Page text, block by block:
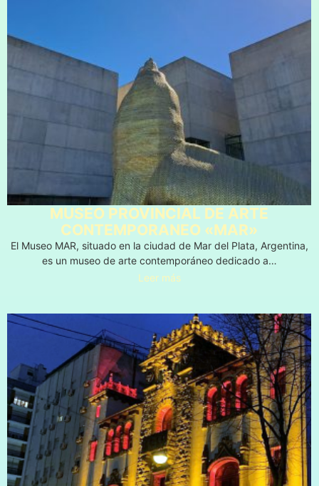
MUSEO PROVINCIAL DE ARTE
CONTEMPORANEO «MAR»
El Museo MAR, situado en la ciudad de Mar del Plata, Argentina,
es un museo de arte contemporáneo dedicado a…
Leer más